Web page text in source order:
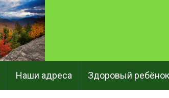
Наши адреса Здоровый ребёнок